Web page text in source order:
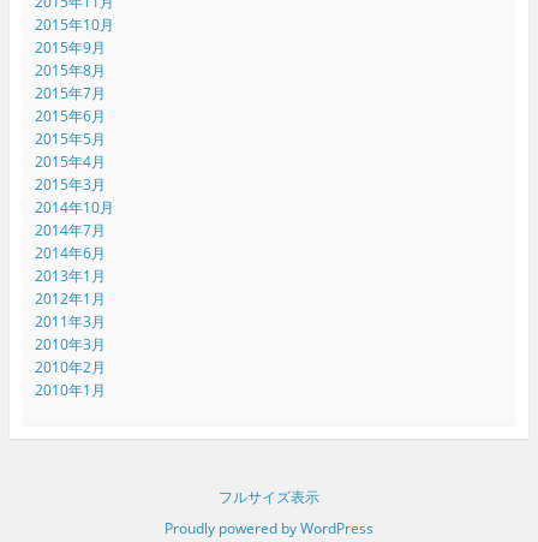
2015年10月
2015年9月
2015年8月
2015年7月
2015年6月
2015年5月
2015年4月
2015年3月
2014年10月
2014年7月
2014年6月
2013年1月
2012年1月
2011年3月
2010年3月
2010年2月
2010年1月
フルサイズ表示
Proudly powered by WordPress